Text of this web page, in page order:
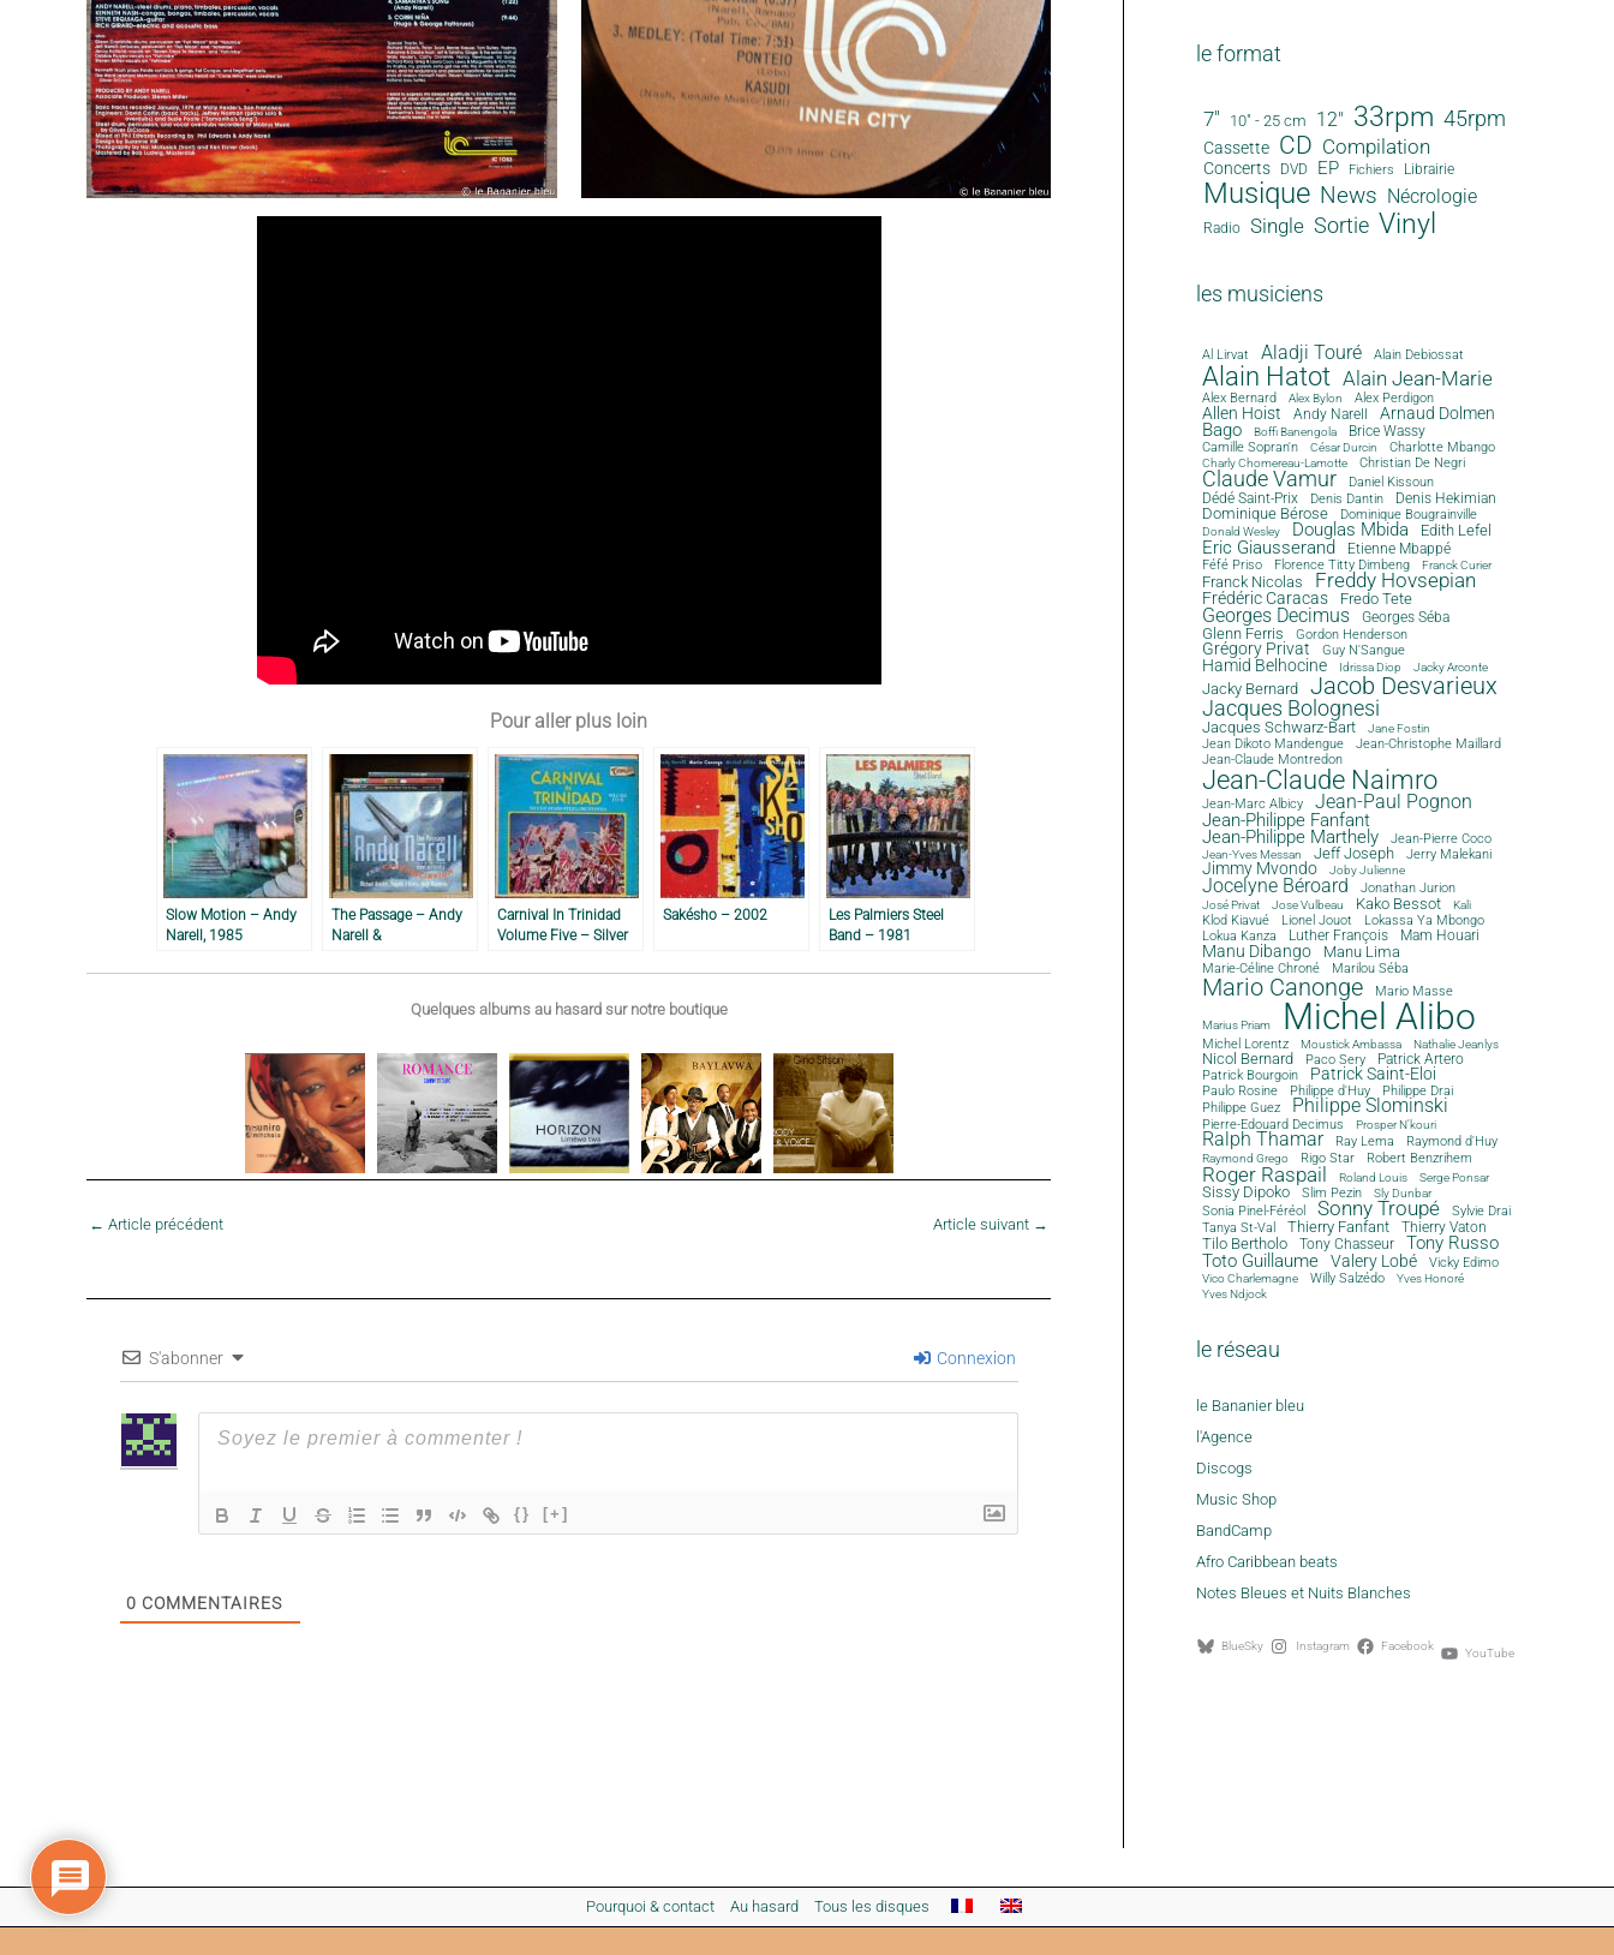
Pour aller plus loin
Slow Motion – Andy
Narell, 1985
The Passage – Andy
Narell &
Carnival In Trinidad
Volume Five – Silver
1969
Sakésho – 2002
Les Palmiers Steel
Band – 1981
Quelques albums au hasard sur notre boutique
← Article précédent Article suivant →
S'abonner Connexion
{} [+]
0 COMMENTAIRES
le format
7" 10" - 25 cm 12" 33rpm 45rpm
Cassette CD Compilation
Concerts DVD EP Fichiers Librairie
Musique News Nécrologie
Radio Single Sortie Vinyl
les musiciens
Al Lirvat Aladji Touré Alain Debiossat
Alain Hatot Alain Jean-Marie
Alex Bernard Alex Bylon Alex Perdigon
Allen Hoist Andy Narell Arnaud Dolmen
Bago Boffi Banengola
Brice Wassy
Camille Sopran'n
César Durcin Charlotte Mbango
Charly Chomereau-Lamotte Christian De Negri
Claude Vamur Daniel Kissoun
Dédé Saint-Prix Denis Dantin Denis Hekimian
Dominique Bérose Dominique Bougrainville
Donald Wesley Douglas Mbida Edith Lefel
Eric Giausserand Etienne Mbappé
Féfé Priso Florence Titty Dimbeng Franck Curier
Franck Nicolas Freddy Hovsepian
Frédéric Caracas Fredo Tete
Georges Decimus Georges Séba
Glenn Ferris Gordon Henderson
Grégory Privat Guy N'Sangue
Hamid Belhocine Idrissa Diop Jacky Arconte
Jacky Bernard Jacob Desvarieux
Jacques Bolognesi
Jacques Schwarz-Bart Jane Fostin
Jean Dikoto Mandengue
Jean-Christophe Maillard
Jean-Claude Montredon
Jean-Claude Naimro
Jean-Marc Albicy Jean-Paul Pognon
Jean-Philippe Fanfant
Jean-Philippe Marthely Jean-Pierre Coco
Jean-Yves Messan Jeff Joseph Jerry Malekani
Jimmy Mvondo Joby Julienne
Jocelyne Béroard Jonathan Jurion
José Privat Jose Vulbeau Kako Bessot Kali
Klod Kiavué Lionel Jouot
Lokassa Ya Mbongo
Lokua Kanza
Luther François Mam Houari
Manu Dibango Manu Lima
Marie-Céline Chroné Marilou Séba
Mario Canonge Mario Masse
Marius Priam Michel Alibo
Michel Lorentz Moustick Ambassa Nathalie Jeanlys
Nicol Bernard Paco Sery
Patrick Artero
Patrick Bourgoin
Patrick Saint-Eloi
Paulo Rosine Philippe d'Huy
Philippe Drai
Philippe Guez
Philippe Slominski
Pierre-Edouard Decimus Prosper N'kouri
Ralph Thamar Ray Lema Raymond d'Huy
Raymond Grego Rigo Star Robert Benzrihem
Roger Raspail Roland Louis Serge Ponsar
Sissy Dipoko Slim Pezin Sly Dunbar
Sonia Pinel-Féréol Sonny Troupé Sylvie Drai
Tanya St-Val Thierry Fanfant Thierry Vaton
Tilo Bertholo Tony Chasseur
Tony Russo
Toto Guillaume
Valery Lobé Vicky Edimo
Vico Charlemagne Willy Salzédo
Yves Honoré
Yves Ndjock
le réseau
le Bananier bleu
l'Agence
Discogs
Music Shop
BandCamp
Afro Caribbean beats
Notes Bleues et Nuits Blanches
BlueSky Instagram Facebook YouTube
Pourquoi & contact Au hasard Tous les disques